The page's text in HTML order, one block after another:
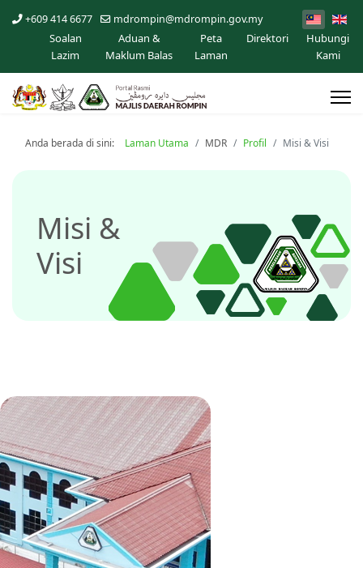
+609 414 6677 mdrompin@mdrompin.gov.my
Soalan
Lazim
Aduan &
Maklum Balas
Peta
Laman
Direktori
Hubungi
Kami
Anda berada di sini: Laman Utama MDR Profil Misi & Visi
Misi &
Visi